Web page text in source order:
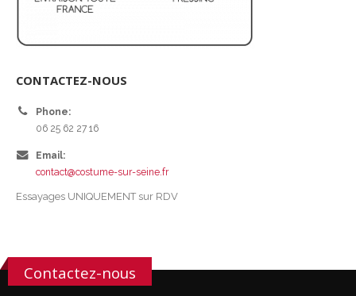
CONTACTEZ-NOUS
Phone:
06 25 62 27 16
Email:
contact@costume-sur-seine.fr
Essayages UNIQUEMENT sur RDV
Contactez-nous